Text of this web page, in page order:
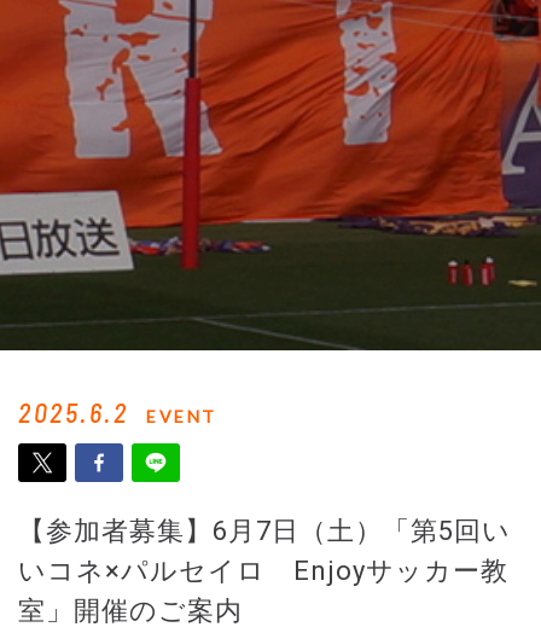
2025.6.2 EVENT
【参加者募集】6月7日（土）「第5回い
いコネ×パルセイロ Enjoyサッカー教
室」開催のご案内